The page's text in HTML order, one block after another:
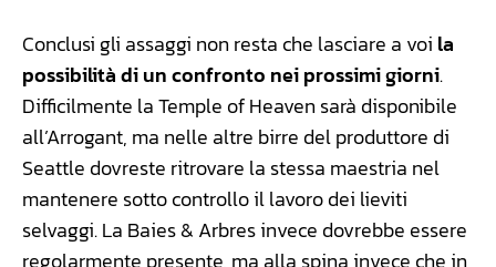
Conclusi gli assaggi non resta che lasciare a voi la
possibilità di un confronto nei prossimi giorni.
Difficilmente la Temple of Heaven sarà disponibile
all’Arrogant, ma nelle altre birre del produttore di
Seattle dovreste ritrovare la stessa maestria nel
mantenere sotto controllo il lavoro dei lieviti
selvaggi. La Baies & Arbres invece dovrebbe essere
regolarmente presente, ma alla spina invece che in